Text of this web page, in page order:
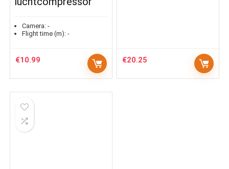
Camera: -
Flight time (m): -
€10.99 €20.25